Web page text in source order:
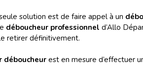
solution est de faire appel à un
déboucheur professionnel d’Allo
retirer définitivement.
déboucheur est en mesure d’effectuer